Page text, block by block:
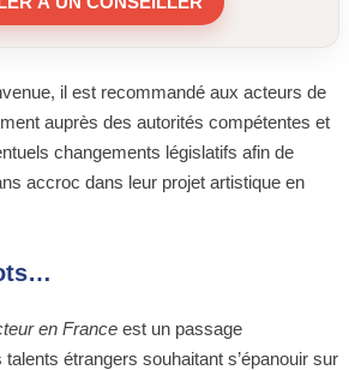
il est recommandé aux acteurs de
auprès des autorités compétentes et
changements législatifs afin de
accroc dans leur projet artistique en
en France est un passage
étrangers souhaitant s’épanouir sur